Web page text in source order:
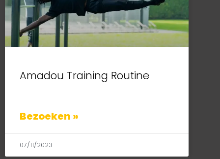
Amadou Training Routine
Bezoeken »
07/11/2023